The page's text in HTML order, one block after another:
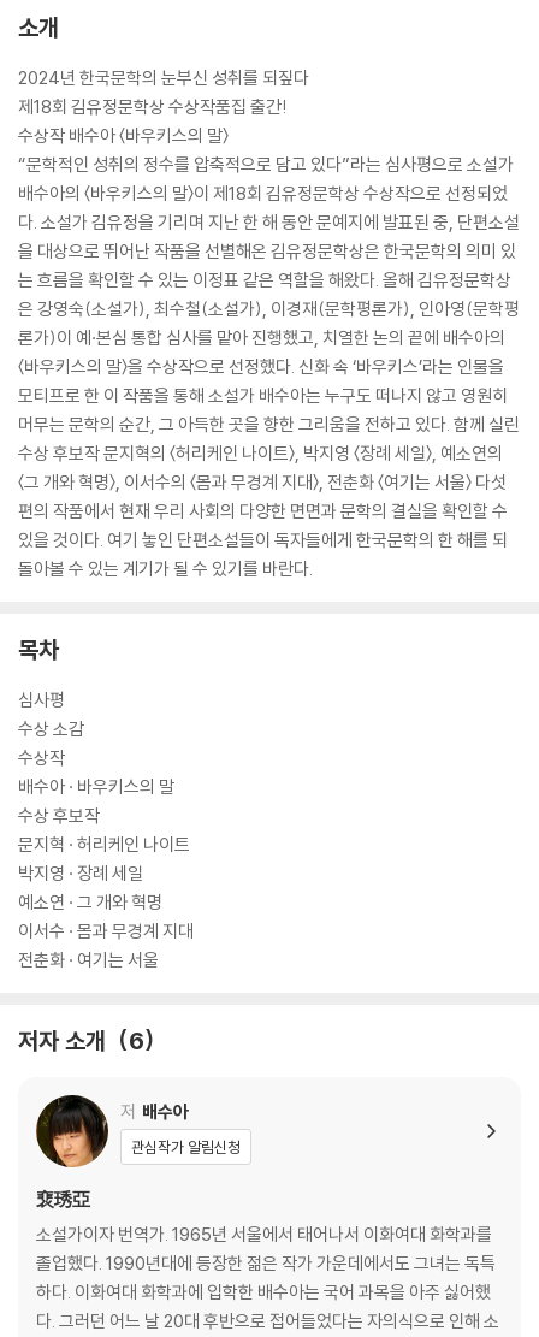
소개
2024년 한국문학의 눈부신 성취를 되짚다
제18회 김유정문학상 수상작품집 출간!
수상작 배수아 〈바우키스의 말〉
“문학적인 성취의 정수를 압축적으로 담고 있다”라는 심사평으로 소설가
배수아의 〈바우키스의 말〉이 제18회 김유정문학상 수상작으로 선정되었
다. 소설가 김유정을 기리며 지난 한 해 동안 문예지에 발표된 중, 단편소설
을 대상으로 뛰어난 작품을 선별해온 김유정문학상은 한국문학의 의미 있
는 흐름을 확인할 수 있는 이정표 같은 역할을 해왔다. 올해 김유정문학상
은 강영숙(소설가), 최수철(소설가), 이경재(문학평론가), 인아영(문학평
론가)이 예·본심 통합 심사를 맡아 진행했고, 치열한 논의 끝에 배수아의
〈바우키스의 말〉을 수상작으로 선정했다. 신화 속 ‘바우키스’라는 인물을
모티프로 한 이 작품을 통해 소설가 배수아는 누구도 떠나지 않고 영원히
머무는 문학의 순간, 그 아득한 곳을 향한 그리움을 전하고 있다. 함께 실린
수상 후보작 문지혁의 〈허리케인 나이트〉, 박지영 〈장례 세일〉, 예소연의
〈그 개와 혁명〉, 이서수의 〈몸과 무경계 지대〉, 전춘화 〈여기는 서울〉 다섯
편의 작품에서 현재 우리 사회의 다양한 면면과 문학의 결실을 확인할 수
있을 것이다. 여기 놓인 단편소설들이 독자들에게 한국문학의 한 해를 되
돌아볼 수 있는 계기가 될 수 있기를 바란다.
목차
심사평
수상 소감
수상작
배수아 · 바우키스의 말
수상 후보작
문지혁 · 허리케인 나이트
박지영 · 장례 세일
예소연 · 그 개와 혁명
이서수 · 몸과 무경계 지대
전춘화 · 여기는 서울
저자 소개 6
저 배수아
관심작가 알림신청
裵琇亞
소설가이자 번역가. 1965년 서울에서 태어나서 이화여대 화학과를
졸업했다. 1990년대에 등장한 젊은 작가 가운데에서도 그녀는 독특
하다. 이화여대 화학과에 입학한 배수아는 국어 과목을 아주 싫어했
다. 그러던 어느 날 20대 후반으로 접어들었다는 자의식으로 인해 소